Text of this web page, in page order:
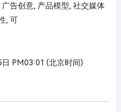
告创意, 产品模型, 社交媒体
, 可
日 PM03:01 (北京时间)